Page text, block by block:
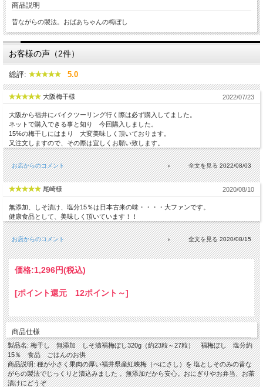
商品説明
昔ながらの製法。おばあちゃんの梅ぼし
お客様の声（2件）
総評: 5.0
大阪梅干様 2022/07/23
大阪から福井にバイクツーリング行く際は必ず購入してました。
ネットで購入できる事と知り 今回購入しました。
15%の梅干しにはまり 大変美味しく頂いております。
又注文しますので、その際は宜しくお願い致します。
お店からのコメント 2022/08/03
尾崎様 2020/08/10
無添加、しそ漬け、塩分15％は日本古来の味・・・・大ファンです。
健康食品として、美味しく頂いています！！
お店からのコメント 2020/08/15
価格:1,296円(税込)
[ポイント還元 12ポイント～]
商品仕様
製品名: 梅干し 無添加 しそ漬福梅ぼし320g（約23粒～27粒） 福梅ぼし 塩分約
15％ 食品 ごはんのお供
商品説明: 種が小さく果肉の厚い福井県産紅映梅（べにさし）を 塩としそのみの昔な
がらの製法でじっくりと漬込みました 。無添加だから安心。おにぎりやお弁当、お茶
漬けにどうぞ